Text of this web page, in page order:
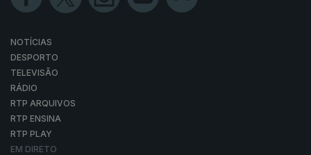
NOTÍCIAS
DESPORTO
TELEVISÃO
RÁDIO
RTP ARQUIVOS
RTP ENSINA
RTP PLAY
EM DIRETO